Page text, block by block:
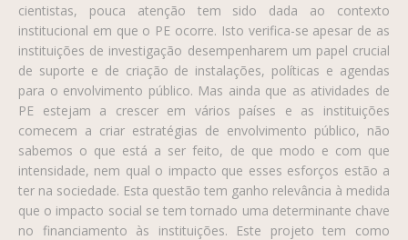
cientistas, pouca atenção tem sido dada ao contexto
institucional em que o PE ocorre. Isto verifica­-se apesar de as
instituições de investigação desempenharem um papel crucial
de suporte e de criação de instalações, políticas e agendas
para o envolvimento público. Mas ainda que as atividades de
PE estejam a crescer em vários países e as instituições
comecem a criar estratégias de envolvimento público, não
sabemos o que está a ser feito, de que modo e com que
intensidade, nem qual o impacto que esses esforços estão a
ter na sociedade. Esta questão tem ganho relevância à medida
que o impacto social se tem tornado uma determinante­ chave
no financiamento às instituições. Este projeto tem como